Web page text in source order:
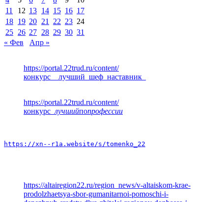
11
12 13 14 15 16 17
18 19 20 21 22 23 24
25 26 27 28 29 30 31
« Фев
Апр »
https://portal.22trud.ru/content/
конкурс__лучший_шеф_наставник_
https://portal.22trud.ru/content/
конкурс _лучшийпопрофессии
https://xn--r1a.website/s/tomenko_22
https://altairegion22.ru/region_news/v-altaiskom-krae-
prodolzhaetsya-sbor-gumanitarnoi-pomoschi-i-